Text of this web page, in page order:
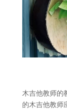
木吉他教师的
的木吉他教师